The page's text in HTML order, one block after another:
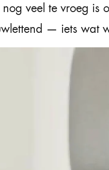
veel te vroeg is
— iets wat